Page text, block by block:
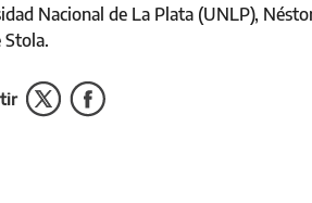
Nacional de La Plata (UNLP),
Stola.